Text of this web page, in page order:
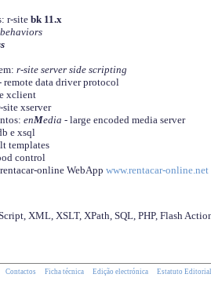
r-site bk 11.x
r-site server side scripting
data driver protocol
xclient
site xserver
enMedia - large encoded media server
e xsql
templates
control
online WebApp www.rentacar-online.net
XML, XSLT, XPath, SQL, PHP, Flash
Contactos Ficha técnica Edição electrónica Estatuto Editorial